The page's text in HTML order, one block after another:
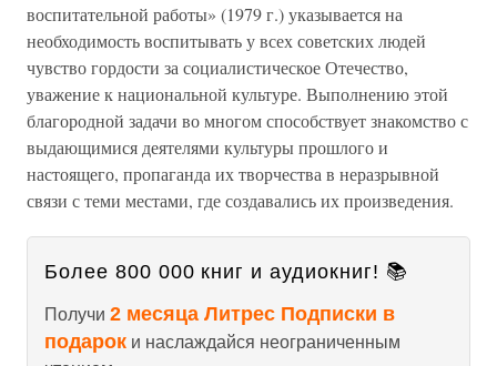
воспитательной работы» (1979 г.) указывается на
необходимость воспитывать у всех советских людей
чувство гордости за социалистическое Отечество,
уважение к национальной культуре. Выполнению этой
благородной задачи во многом способствует знакомство с
выдающимися деятелями культуры прошлого и
настоящего, пропаганда их творчества в неразрывной
связи с теми местами, где создавались их произведения.
Более 800 000 книг и аудиокниг! 📚
Получи 2 месяца Литрес Подписки в
подарок и наслаждайся неограниченным